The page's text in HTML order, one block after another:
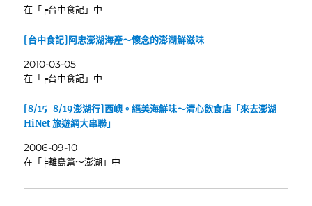
在「╒台中食記」中
[台中食記]阿忠澎湖海產～懷念的澎湖鮮滋味
2010-03-05
在「╒台中食記」中
[8/15-8/19澎湖行]西嶼。絕美海鮮味～清心飲食店「來去澎湖
HiNet 旅遊網大串聯」
2006-09-10
在「╞離島篇～澎湖」中